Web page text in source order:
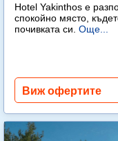
Hotel Yakinthos e
спокойно място,
почивката си. Още...
Виж офертите